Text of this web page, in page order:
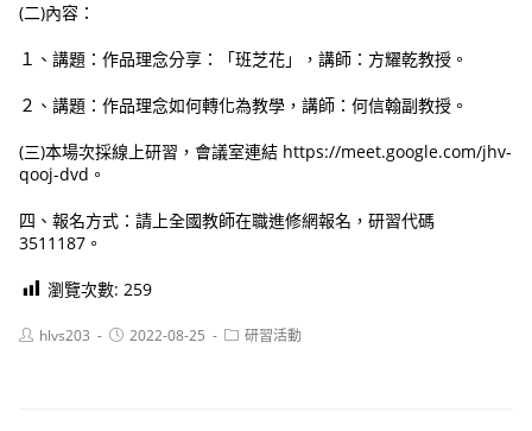
(二)內容：
１、講題：作品理念分享：「班芝花」，講師：方耀乾教授。
２、講題：作品理念如何轉化為教學，講師：何信翰副教授。
(三)本場次採線上研習，會議室連結 https://meet.google.com/jhv-
qooj-dvd。
四、報名方式：請上全國教師在職進修網報名，研習代碼
3511187。
瀏覽次數: 259
Posthlvs203
Post2022-08-25
Post研習活動